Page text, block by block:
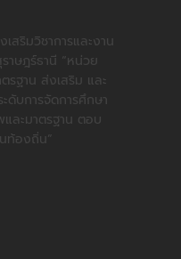
ริมวิชาการและงาน
าษฎร์ธานี “หน่วย
รฐาน ส่งเสริม และ
ดับการจัดการศึกษา
ละมาตรฐาน ตอบ
ท้องถิ่น”